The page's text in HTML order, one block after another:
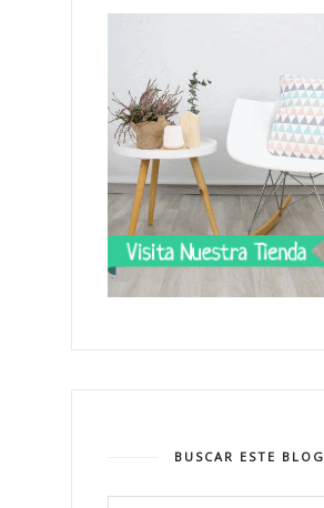
BUSCAR ESTE BLOG